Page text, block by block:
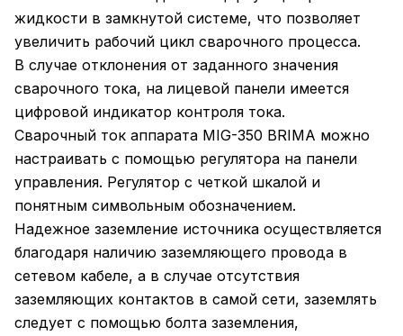
жидкости в замкнутой системе, что позволяет
увеличить рабочий цикл сварочного процесса.
В случае отклонения от заданного значения
сварочного тока, на лицевой панели имеется
цифровой индикатор контроля тока.
Сварочный ток аппарата MIG-350 BRIMA можно
настраивать с помощью регулятора на панели
управления. Регулятор с четкой шкалой и
понятным символьным обозначением.
Надежное заземление источника осуществляется
благодаря наличию заземляющего провода в
сетевом кабеле, а в случае отсутствия
заземляющих контактов в самой сети, заземлять
следует с помощью болта заземления,